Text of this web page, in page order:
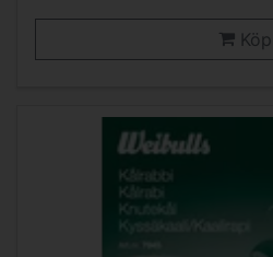
Köp